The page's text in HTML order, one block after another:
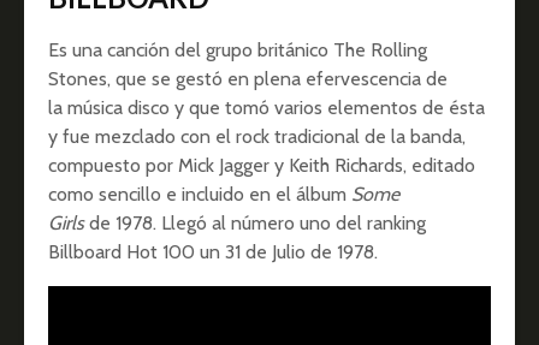
Es una canción del grupo británico The Rolling
Stones, que se gestó en plena efervescencia de
la música disco y que tomó varios elementos de ésta
y fue mezclado con el rock tradicional de la banda,
compuesto por Mick Jagger y Keith Richards, editado
como sencillo e incluido en el álbum Some
Girlsde 1978. Llegó al número uno del ranking
Billboard Hot 100 un 31 de Julio de 1978.